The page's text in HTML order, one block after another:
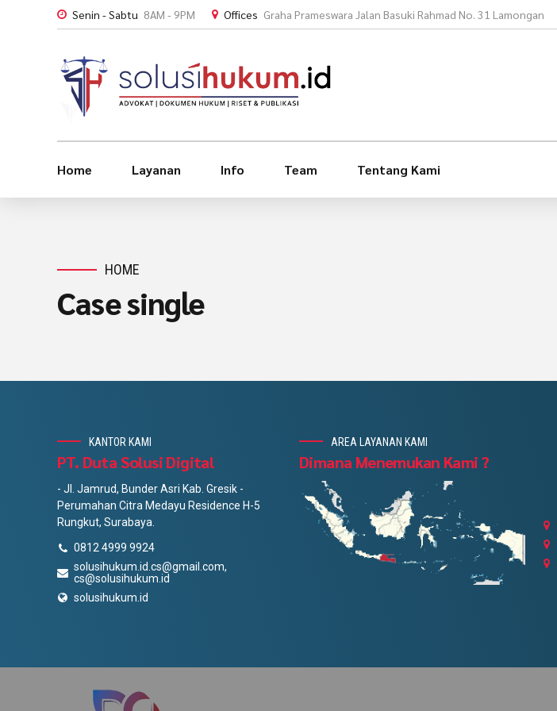
Senin - Sabtu 8AM - 9PM Offices Graha Prameswara Jalan Basuki Rahmad No. 31 Lamongan
Home Layanan Info Team Tentang Kami
HOME
Case single
KANTOR KAMI
PT. Duta Solusi Digital
- Jl. Jamrud, Bunder Asri Kab. Gresik -
Perumahan Citra Medayu Residence H-5
Rungkut, Surabaya.
0812 4999 9924
solusihukum.id.cs@gmail.com,
cs@solusihukum.id
solusihukum.id
AREA LAYANAN KAMI
Dimana Menemukan Kami ?